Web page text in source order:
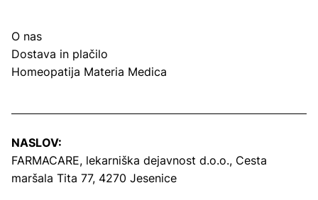
O nas
Dostava in plačilo
Homeopatija Materia Medica
NASLOV:
FARMACARE, lekarniška dejavnost d.o.o., Cesta
maršala Tita 77, 4270 Jesenice